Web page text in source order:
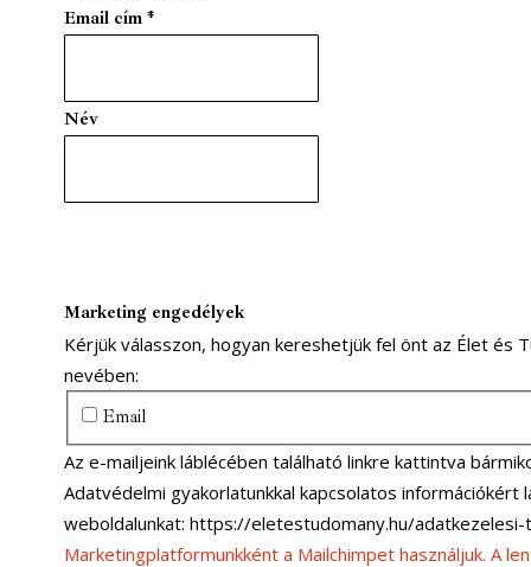
Email cím *
Név
Marketing engedélyek
Kérjük válasszon, hogyan kereshetjük fel önt az Élet és
nevében:
Email
Az e-mailjeink láblécében található linkre kattintva
Adatvédelmi gyakorlatunkkal kapcsolatos információkért
weboldalunkat: https://eletestudomany.hu/
Marketingplatformunkként a Mailchimpet használjuk. A